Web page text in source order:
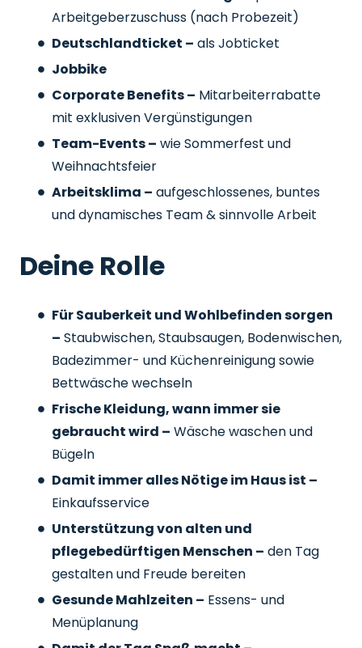
Arbeitgeberzuschuss (nach Probezeit)
Deutschlandticket – als Jobticket
Jobbike
Corporate Benefits – Mitarbeiterrabatte
mit exklusiven Vergünstigungen
Team-Events – wie Sommerfest und
Weihnachtsfeier
Arbeitsklima – aufgeschlossenes, buntes
und dynamisches Team & sinnvolle Arbeit
Deine Rolle
Für Sauberkeit und Wohlbefinden sorgen
– Staubwischen, Staubsaugen, Bodenwischen,
Badezimmer- und Küchenreinigung sowie
Bettwäsche wechseln
Frische Kleidung, wann immer sie
gebraucht wird – Wäsche waschen und
Bügeln
Damit immer alles Nötige im Haus ist –
Einkaufsservice
Unterstützung von alten und
pflegebedürftigen Menschen – den Tag
gestalten und Freude bereiten
Gesunde Mahlzeiten – Essens- und
Menüplanung